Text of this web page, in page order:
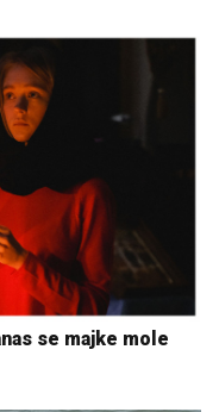
se majke mole